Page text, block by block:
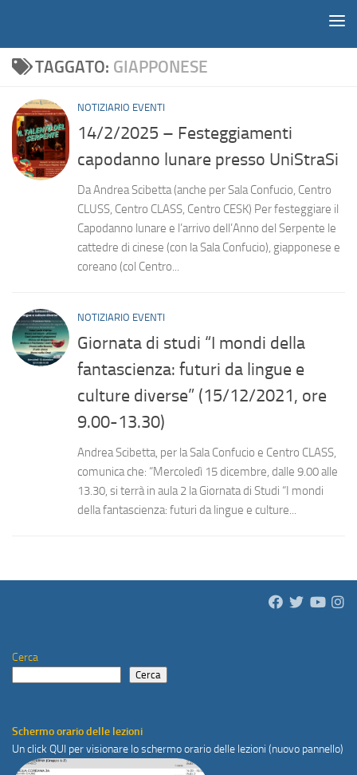
TAGGATO: GIAPPONESE
NOTIZIARIO EVENTI
14/2/2025 – Festeggiamenti
capodanno lunare presso UniStraSi
Da Andrea Scibetta (anche per Sala Confucio, Centro
CLUSS, Centro CLASS, Centro CESK) Per festeggiare il
Capodanno lunare e l’arrivo dell’Anno del Serpente le
cattedre di cinese (con la Sala Confucio), giapponese e
coreano (col Centro...
NOTIZIARIO EVENTI
Giornata di studi “I mondi della
fantascienza: futuri da lingue e
culture diverse” (15/12/2021, ore
9.00-13.30)
Andrea Scibetta, per la Sala Confucio e Centro CLASS,
comunica che: “Mercoledì 15 dicembre, dalle 9.00 alle
13.30, si terrà in aula 2 la Giornata di Studi “I mondi
della fantascienza: futuri da lingue e culture...
Cerca
Cerca
Schermo orario delle lezioni
Un click QUI per visionare lo schermo orario delle lezioni (nuovo pannello)